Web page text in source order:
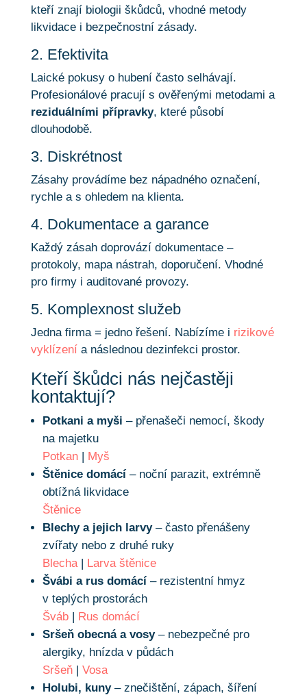
kteří znají biologii škůdců, vhodné metody
likvidace i bezpečnostní zásady.
2. Efektivita
Laické pokusy o hubení často selhávají.
Profesionálové pracují s ověřenými metodami a
reziduálními přípravky, které působí
dlouhodobě.
3. Diskrétnost
Zásahy provádíme bez nápadného označení,
rychle a s ohledem na klienta.
4. Dokumentace a garance
Každý zásah doprovází dokumentace –
protokoly, mapa nástrah, doporučení. Vhodné
pro firmy i auditované provozy.
5. Komplexnost služeb
Jedna firma = jedno řešení. Nabízíme i rizikové
vyklízenía následnou dezinfekci prostor.
Kteří škůdci nás nejčastěji
kontaktují?
Potkani a myši – přenašeči nemocí, škody
na majetku
Potkan| Myš
Štěnice domácí– noční parazit, extrémně
obtížná likvidace
Štěnice
Blechy a jejich larvy– často přenášeny
zvířaty nebo z druhé ruky
Blecha| Larva štěnice
Švábi a rus domácí– rezistentní hmyz
v teplých prostorách
Šváb| Rus domácí
Sršeň obecná a vosy– nebezpečné pro
alergiky, hnízda v půdách
Sršeň| Vosa
Holubi, kuny– znečištění, zápach, šíření